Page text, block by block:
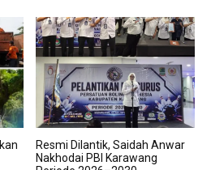
Resmi Dilantik, Saidah Anwar
Nakhodai PBI Karawang